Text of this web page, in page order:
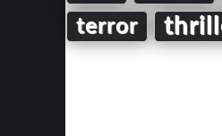
terror